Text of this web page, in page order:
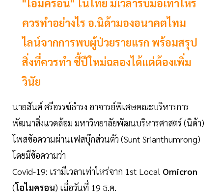
"โอมิครอน" ในไทย มีเวลารับมือเท่าไหร่
ควรทำอย่างไร อ.นิด้ามองอนาคตไทม
ไลน์จากการพบผู้ป่วยรายแรก พร้อมสรุป
สิ่งที่ควรทำ ชี้ปีใหม่ฉลองได้แต่ต้องเพิ่ม
วินัย
นายสันต์ ศรีอรรฆ์ธำรง อาจารย์พิเศษคณะบริหารการ
พัฒนาสิ่งแวดล้อม มหาวิทยาลัยพัฒนบริหารศาสตร์ (นิด้า)
โพสข้อความผ่านเฟสบุ๊กส่วนตัว (Sunt Srianthumrong)
โดยมีข้อความว่า
Covid-19: เรามีเวลาเท่าไหร่จาก 1st Local Omicron
(โอไมครอน) เมื่อวันที่ 19 ธ.ค.